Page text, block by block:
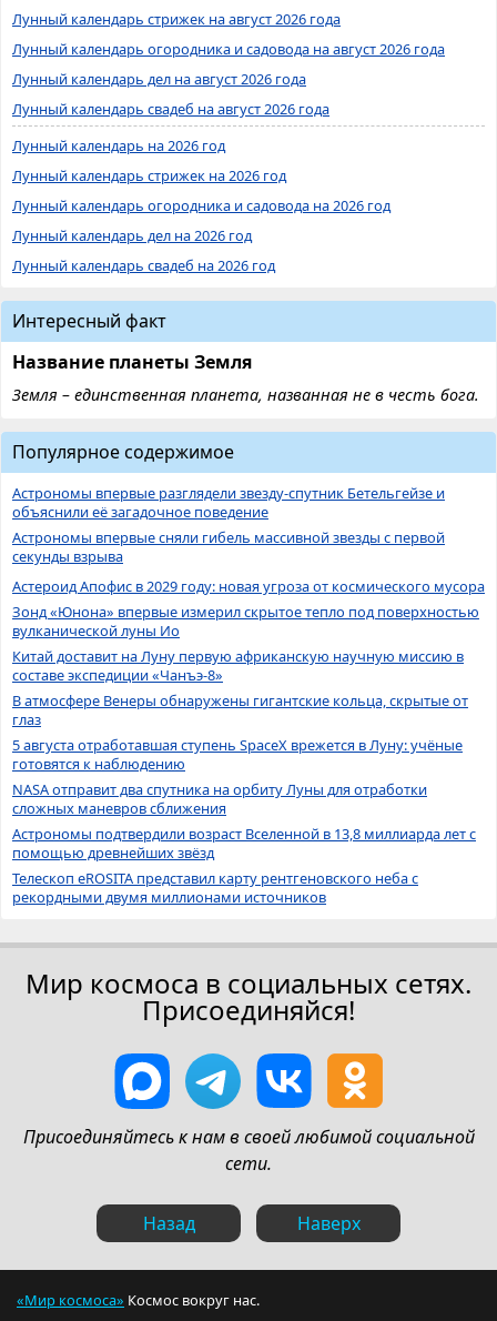
Лунный календарь стрижек на август 2026 года
Лунный календарь огородника и садовода на август 2026 года
Лунный календарь дел на август 2026 года
Лунный календарь свадеб на август 2026 года
Лунный календарь на 2026 год
Лунный календарь стрижек на 2026 год
Лунный календарь огородника и садовода на 2026 год
Лунный календарь дел на 2026 год
Лунный календарь свадеб на 2026 год
Интересный факт
Название планеты Земля
Земля – единственная планета, названная не в честь бога.
Популярное содержимое
Астрономы впервые разглядели звезду-спутник Бетельгейзе и
объяснили её загадочное поведение
Астрономы впервые сняли гибель массивной звезды с первой
секунды взрыва
Астероид Апофис в 2029 году: новая угроза от космического мусора
Зонд «Юнона» впервые измерил скрытое тепло под поверхностью
вулканической луны Ио
Китай доставит на Луну первую африканскую научную миссию в
составе экспедиции «Чанъэ-8»
В атмосфере Венеры обнаружены гигантские кольца, скрытые от
глаз
5 августа отработавшая ступень SpaceX врежется в Луну: учёные
готовятся к наблюдению
NASA отправит два спутника на орбиту Луны для отработки
сложных маневров сближения
Астрономы подтвердили возраст Вселенной в 13,8 миллиарда лет с
помощью древнейших звёзд
Телескоп eROSITA представил карту рентгеновского неба с
рекордными двумя миллионами источников
Мир космоса в социальных сетях.
Присоединяйся!
Присоединяйтесь к нам в своей любимой социальной
сети.
Назад Наверх
«Мир космоса» Космос вокруг нас.